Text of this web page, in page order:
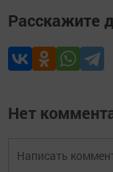
Расскажите
Нет